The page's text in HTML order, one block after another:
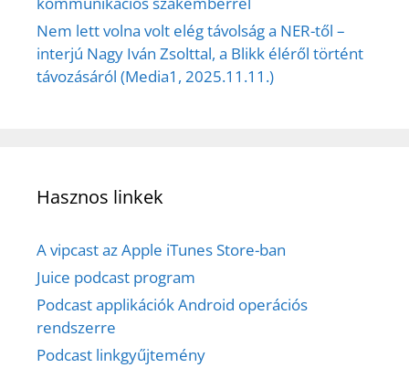
Nem lett volna volt elég távolság a NER-től –
interjú Nagy Iván Zsolttal, a Blikk éléről történt
távozásáról (Media1, 2025.11.11.)
Hasznos linkek
A vipcast az Apple iTunes Store-ban
Juice podcast program
Podcast applikációk Android operációs
rendszerre
Podcast linkgyűjtemény